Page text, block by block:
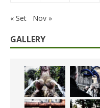
« Set Nov »
GALLERY